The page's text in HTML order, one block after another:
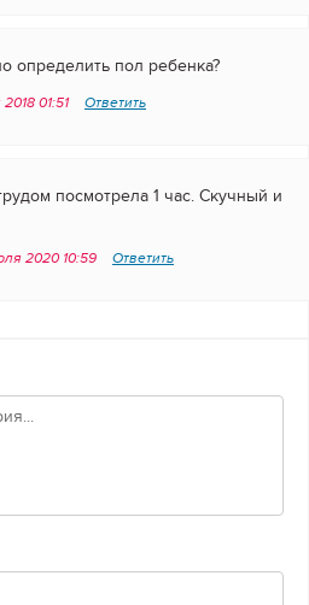
определить пол ребенка?
01:51 Ответить
посмотрела 1 час. Скучный и
2020 10:59 Ответить